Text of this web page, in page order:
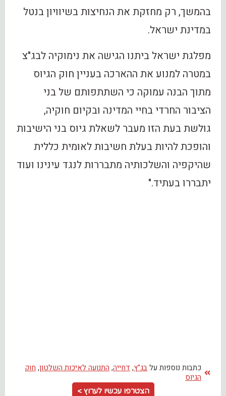
בהמשך, רק מחזקת את הנחיצות בשיוויון בנטל
במדינת ישראל.
מפלגת ישראל ביתנו הגישה את נימוקיה לבג"צ
במטרה למנוע את ההארכה בעניין חוק הגיוס
מתוך הבנה עמוקה כי השתתפותם של בני
הציבור החרדי בחיי המדינה ובקיום חוקיה,
גולשת בעת הזו מעבר לשאלת גיוס בני הישיבות
והופכת להיות בעלת חשיבות לאומית כללית
שהיקפיה והשלכותיה מתבררות לנגד עינינו ועוד
יתבררו בעתיד."
כתבות נוספות עלבג"ץ, דחייה, התנועה לאיכות השלטון, חוק
הגיוס
הצטרפו עכשיו לערוץ >